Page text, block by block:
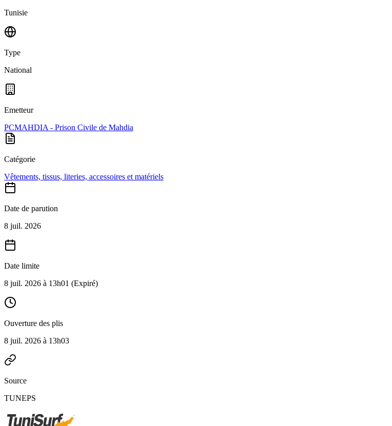
Tunisie
Type
National
Emetteur
PCMAHDIA - Prison Civile de Mahdia
Catégorie
Vêtements, tissus, literies, accessoires et matériels
Date de parution
8 juil. 2026
Date limite
8 juil. 2026 à 13h01 (Expiré)
Ouverture des plis
8 juil. 2026 à 13h03
Source
TUNEPS